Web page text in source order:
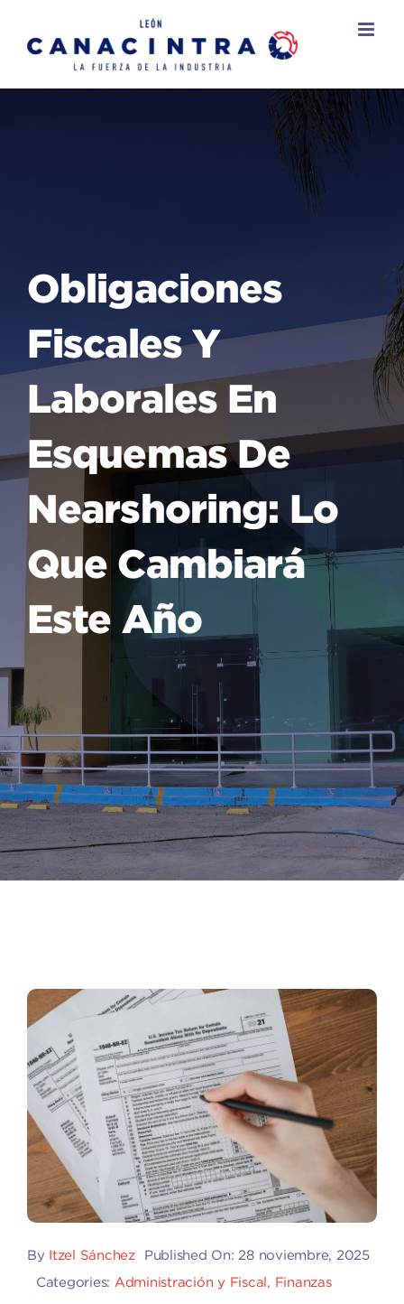
Obligaciones
Fiscales Y
Laborales En
Esquemas De
Nearshoring: Lo
Que Cambiará
Este Año
By Itzel Sánchez
Published On: 28 noviembre, 2025
Categories: Administración y Fiscal Finanzas